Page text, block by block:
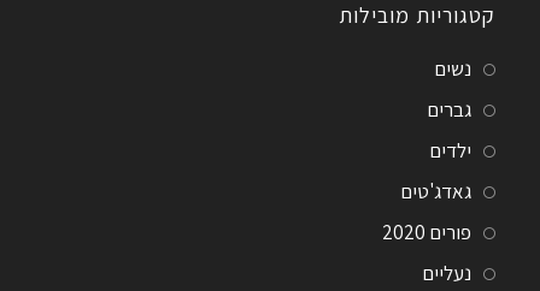
קטגוריות מובילות
נשים
גברים
ילדים
גאדג'טים
פורים 2020
נעליים